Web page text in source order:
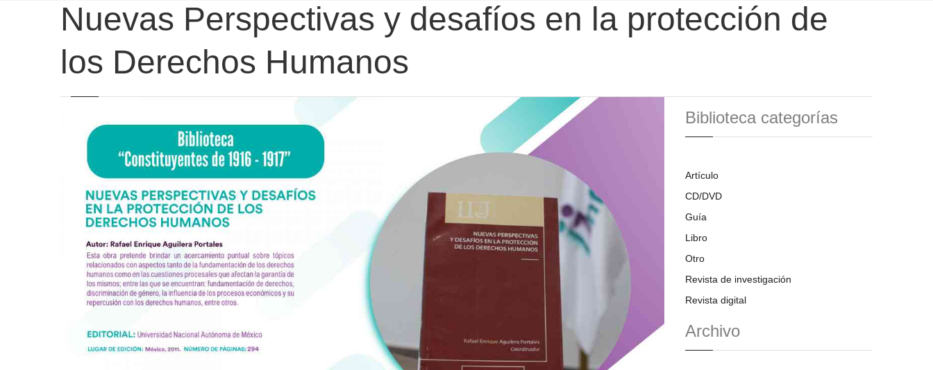
Nuevas Perspectivas y desafíos en la protección de
los Derechos Humanos
Biblioteca categorías
Artículo
CD/DVD
Guía
Libro
Otro
Revista de investigación
Revista digital
Archivo